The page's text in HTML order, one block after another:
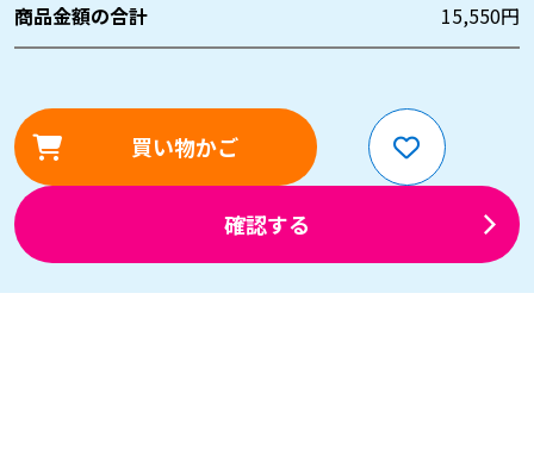
商品金額の合計
15,550円
買い物かご
確認する